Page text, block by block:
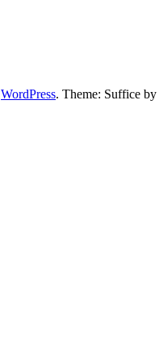
WordPress. Theme: Suffice by